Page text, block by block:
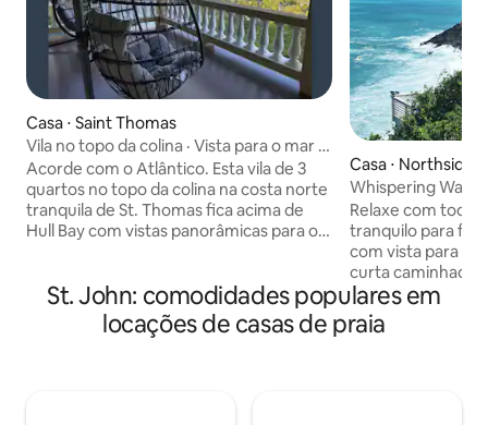
Casa ⋅ Saint Thomas
Vila no topo da colina · Vista para o mar ·
Hull Bay
Acorde com o Atlântico. Esta vila de 3
quartos no topo da colina na costa norte
tranquila de St. Thomas fica acima de
Hull Bay com vistas panorâmicas para o
de estar e jantar de conceito aberto é
iluminada e arejada, com grandes janelas
emoldurando o horizonte azul do
Casa ⋅ Northside
Whispering
panorâmica da
Relaxe com toda
tranquilo para
com vista para a
curta caminhada
Brisas do lado
dão a esta casa
Superiates
St. John: comodidades populares em
locações de casas de praia